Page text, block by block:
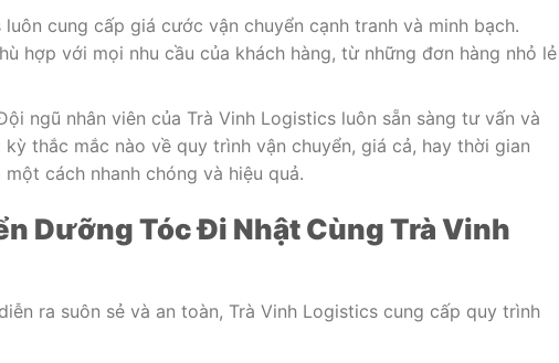
cung cấp giá cước vận chuyển cạnh tranh và minh bạch.
hợp với mọi nhu cầu của khách hàng, từ những đơn hàng nhỏ lẻ
ngũ nhân viên của Trà Vinh Logistics luôn sẵn sàng tư vấn và
thắc mắc nào về quy trình vận chuyển, giá cả, hay thời gian
cách nhanh chóng và hiệu quả.
Dưỡng Tóc Đi Nhật Cùng Trà Vinh
ra suôn sẻ và an toàn, Trà Vinh Logistics cung cấp quy trình